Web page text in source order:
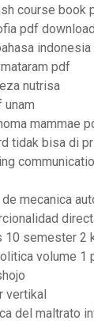
course book
pdf download
pdf
nutrisa
unam
mammae
tidak bisa di
de mecanica
10 semester 2
volume 1
vertikal
del maltrato